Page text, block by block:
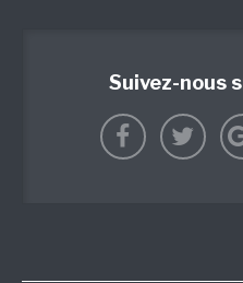
Suivez-nous